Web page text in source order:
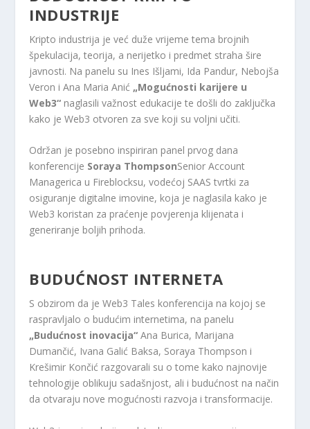
INDUSTRIJE
Kripto industrija je već duže vrijeme tema brojnih
špekulacija, teorija, a nerijetko i predmet straha šire
javnosti. Na panelu su Ines Išljami, Ida Pandur, Nebojša
Veron i Ana Maria Anić „Mogućnosti karijere u
Web3“ naglasili važnost edukacije te došli do zaključka
kako je Web3 otvoren za sve koji su voljni učiti.
Održan je posebno inspiriran panel prvog dana
konferencije Soraya ThompsonSenior Account
Managerica u Fireblocksu, vodećoj SAAS tvrtki za
osiguranje digitalne imovine, koja je naglasila kako je
Web3 koristan za praćenje povjerenja klijenata i
generiranje boljih prihoda.
BUDUĆNOST INTERNETA
S obzirom da je Web3 Tales konferencija na kojoj se
raspravljalo o budućim internetima, na panelu
„Budućnost inovacija“ Ana Burica, Marijana
Dumančić, Ivana Galić Baksa, Soraya Thompson i
Krešimir Končić razgovarali su o tome kako najnovije
tehnologije oblikuju sadašnjost, ali i budućnost na način
da otvaraju nove mogućnosti razvoja i transformacije.